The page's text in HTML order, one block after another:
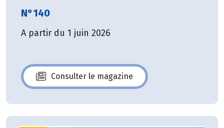
N°140
A partir du 1 juin 2026
Consulter le magazine
N°140